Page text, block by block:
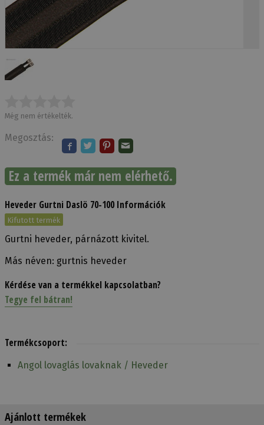
Még nem értékelték.
Megosztás:
Ez a termék már nem elérhető.
Heveder Gurtni Daslö 70-100 Információk
Kifutott termék
Gurtni heveder, párnázott kivitel.
Más néven: gurtnis heveder
Kérdése van a termékkel kapcsolatban?
Tegye fel bátran!
Termékcsoport:
Angol lovaglás lovaknak / Heveder
Ajánlott termékek